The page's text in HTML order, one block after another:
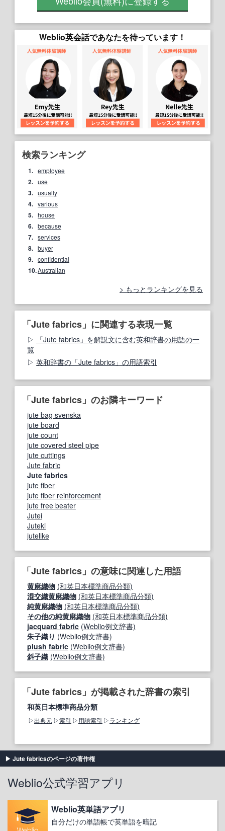
Weblio英会話であなたを待っています！
検索ランキング
1. employee
2. use
3. usually
4. various
5. house
6. because
7. services
8. buyer
9. confidential
10.Australian
もっとランキングを見る
「Jute fabrics」に関連する表現一覧
「Jute fabrics」を解説文に含む英和辞書の用語の一
覧
英和辞書の「Jute fabrics」の用語索引
「Jute fabrics」のお隣キーワード
jute bag svenska
jute board
jute count
jute covered steel pipe
jute cuttings
Jute fabric
Jute fabrics
jute fiber
jute fiber reinforcement
jute free beater
Jutei
Juteki
jutelike
「Jute fabrics」の意味に関連した用語
黄麻織物 (和英日本標準商品分類)
混交織黄麻織物 (和英日本標準商品分類)
純黄麻織物 (和英日本標準商品分類)
その他の純黄麻織物 (和英日本標準商品分類)
jacquard fabric (Weblio例文辞書)
朱子織り (Weblio例文辞書)
plush fabric (Weblio例文辞書)
斜子織 (Weblio例文辞書)
「Jute fabrics」が掲載された辞書の索引
和英日本標準商品分類
出典元 索引 用語索引 ランキング
Jute fabricsのページの著作権
Weblio公式学習アプリ
Weblio英単語アプリ
自分だけの単語帳で英単語を暗記